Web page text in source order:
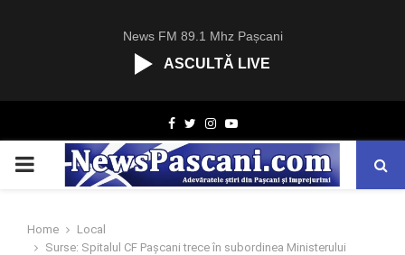
News FM 89.1 Mhz Pașcani
ASCULTĂ LIVE
Facebook
TwitterInstagram
Youtube
PRIMARY
Home
Local
Surse: Spitalul CF Pașcani trece în subordinea Ministerului